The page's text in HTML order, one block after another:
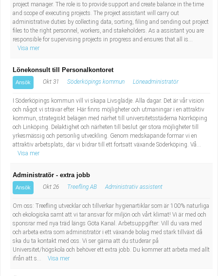
project manager. The role is to provide support and create balance in the time
and scope of executing projects. The project assistant will carry out
administrative duties by collecting data, sorting, filing and sending out project
files to the right personnel, workers, and stakeholders. As a assistant you are
responsible for supervising projects in progress and ensures that all is...
Visa mer
Lönekonsult till Personalkontoret
Ansök Okt 31 Söderköpings kommun Löneadministratör
I Söderköpings kommun vill vi skapa Livsglädje. Alla dagar. Det är vår vision
och något vi strävar efter. Här finns möjligheter och utmaningar i en attraktiv
kommun, strategiskt belägen med närhet till universitetsstäderna Norrköping
och Linköping. Delaktighet och närheten till beslut ger stora möjligheter till
yrkesmässig och personlig utveckling. Genom medskapande formar vi en
attraktiv arbetsplats, där vi bidrar till ett fortsatt växande Söderköping. Vå...
Visa mer
Administratör - extra jobb
Ansök Okt 26 Treefling AB Administrativ assistent
Om oss: Treefling utvecklar och tillverkar hygienartiklar som är 100% naturliga
och ekologiska samt att vi tar ansvar för miljön och vårt klimat! Vi är med och
sponsrar med nya träd längs Göta Kanal. Arbetsuppgifter: Vill du vara med
och arbeta extra som administratör i ett växande bolag med stark tillväxt då
ska du ta kontakt med oss. Vi ser gärna att du studerar på
Universitet/högskola och behöver ett extra jobb. Du kommer att arbeta med allt
ifrån att s...
Visa mer